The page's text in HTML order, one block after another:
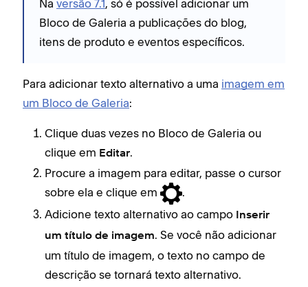
Na versão 7.1, só é possível adicionar um
Bloco de Galeria a publicações do blog,
itens de produto e eventos específicos.
Para adicionar texto alternativo a uma imagem em
um Bloco de Galeria:
Clique duas vezes no Bloco de Galeria ou
clique em Editar.
Procure a imagem para editar, passe o cursor
sobre ela e clique em
.
Adicione texto alternativo ao campo
Inserir
um título de imagem. Se você não adicionar
um título de imagem, o texto no campo de
descrição se tornará texto alternativo.